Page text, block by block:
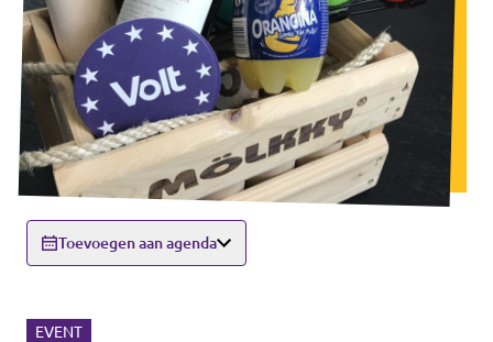
Toevoegen aan agenda
EVENT